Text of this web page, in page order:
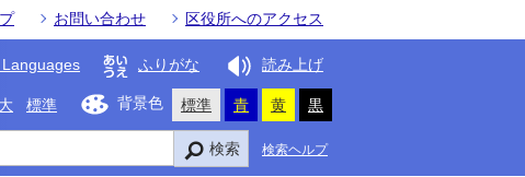
お問い合わせ 区役所へのアクセス
ふりがな 読み上げ
標準 背景色 標準 青 黄 黒
検索 検索ヘルプ